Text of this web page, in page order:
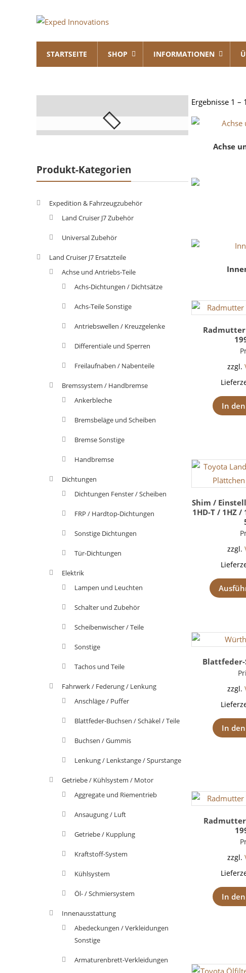
Exped
Innovations
Solutions
for
Overland
STARTSEITE SHOP INFORMATIONEN
Ergebnisse 1
Achse
Radmutter
zzgl.
In
Shim /
1HD-T / 1HZ /
zzgl.
zzgl.
In
Radmutter
zzgl.
In
Produkt-Kategorien
Expedition & Fahrzeugzubehör
Land Cruiser J7 Zubehör
Universal Zubehör
Land Cruiser J7 Ersatzteile
Achse und Antriebs-Teile
Achs-Dichtungen / Dichtsätze
Achs-Teile Sonstige
Antriebswellen / Kreuzgelenke
Differentiale und Sperren
Freilaufnaben / Nabenteile
Bremssystem / Handbremse
Ankerbleche
Bremsbeläge und Scheiben
Bremse Sonstige
Handbremse
Dichtungen
Dichtungen Fenster / Scheiben
FRP / Hardtop-Dichtungen
Sonstige Dichtungen
Tür-Dichtungen
Elektrik
Lampen und Leuchten
Schalter und Zubehör
Scheibenwischer / Teile
Sonstige
Tachos und Teile
Fahrwerk / Federung / Lenkung
Anschläge / Puffer
Blattfeder-Buchsen / Schäkel / Teile
Buchsen / Gummis
Lenkung / Lenkstange / Spurstange
Getriebe / Kühlsystem / Motor
Aggregate und Riementrieb
Ansaugung / Luft
Getriebe / Kupplung
Kraftstoff-System
Kühlsystem
Öl- / Schmiersystem
Innenausstattung
Abedeckungen / Verkleidungen
Sonstige
Armaturenbrett-Verkleidungen